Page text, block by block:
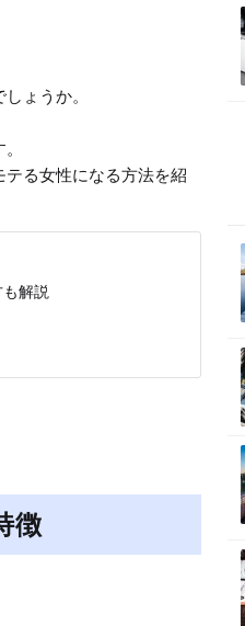
ょうか。
る女性になる方法を紹
解説
徴